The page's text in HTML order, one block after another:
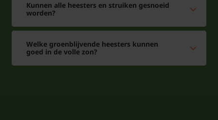
Kunnen alle heesters en struiken gesnoeid
worden?
Welke groenblijvende heesters kunnen
goed in de volle zon?